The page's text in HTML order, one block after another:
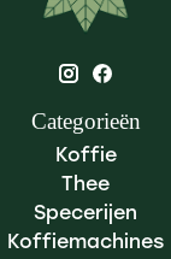
Categorieën
Koffie
Thee
Specerijen
Koffiemachines